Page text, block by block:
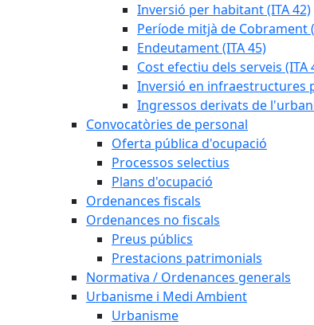
Inversió per habitant (ITA 42)
Període mitjà de Cobrament
Endeutament (ITA 45)
Cost efectiu dels serveis (ITA
Inversió en infraestructures
Ingressos derivats de
Convocatòries de personal
Oferta pública d'ocupació
Processos selectius
Plans d'ocupació
Ordenances fiscals
Ordenances no fiscals
Preus públics
Prestacions patrimonials
Normativa / Ordenances generals
Urbanisme i Medi Ambient
Urbanisme